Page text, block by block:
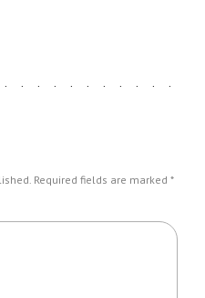
Required fields are marked *